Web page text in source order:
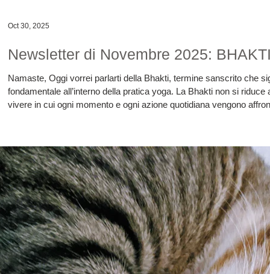
Newsletter di Novembre 2025:
Namaste, Oggi vorrei parlarti della Bhakti, termine sanscrito che
fondamentale all’interno della pratica yoga. La Bhakti non si
vivere in cui ogni momento e ogni azione quotidiana vengono
Oct 30, 2025